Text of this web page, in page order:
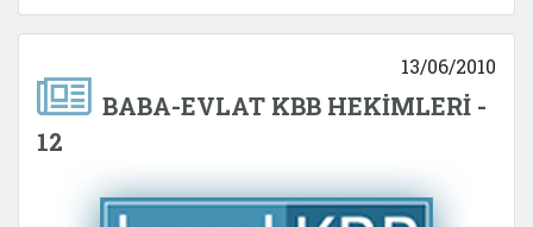
13/06/2010
BABA-EVLAT KBB HEKİMLERİ -
12